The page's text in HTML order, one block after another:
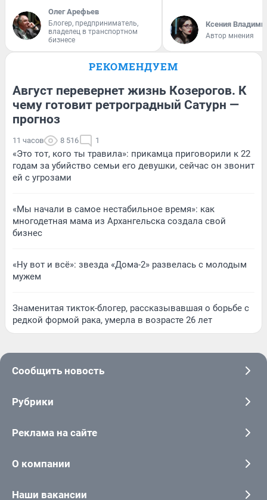
Олег Арефьев
Блогер, предприниматель,
владелец в транспортном
бизнесе
Ксения
Автор мнения
РЕКОМЕНДУЕМ
Август перевернет жизнь Козерогов. К
чему готовит ретроградный Сатурн —
прогноз
11 часов 8 516 1
«Это тот, кого ты травила»: прикамца приговорили к 22
годам за убийство семьи его девушки, сейчас он звонит
ей с угрозами
«Мы начали в самое нестабильное время»: как
многодетная мама из Архангельска создала свой
бизнес
«Ну вот и всё»: звезда «Дома-2» развелась с молодым
мужем
Знаменитая тикток-блогер, рассказывавшая о борьбе с
редкой формой рака, умерла в возрасте 26 лет
Сообщить новость
Рубрики
Реклама на сайте
О компании
Наши вакансии